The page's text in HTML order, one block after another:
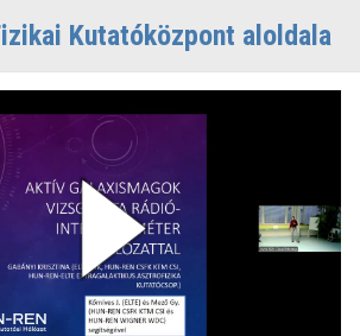
Kutatóközpont aloldala